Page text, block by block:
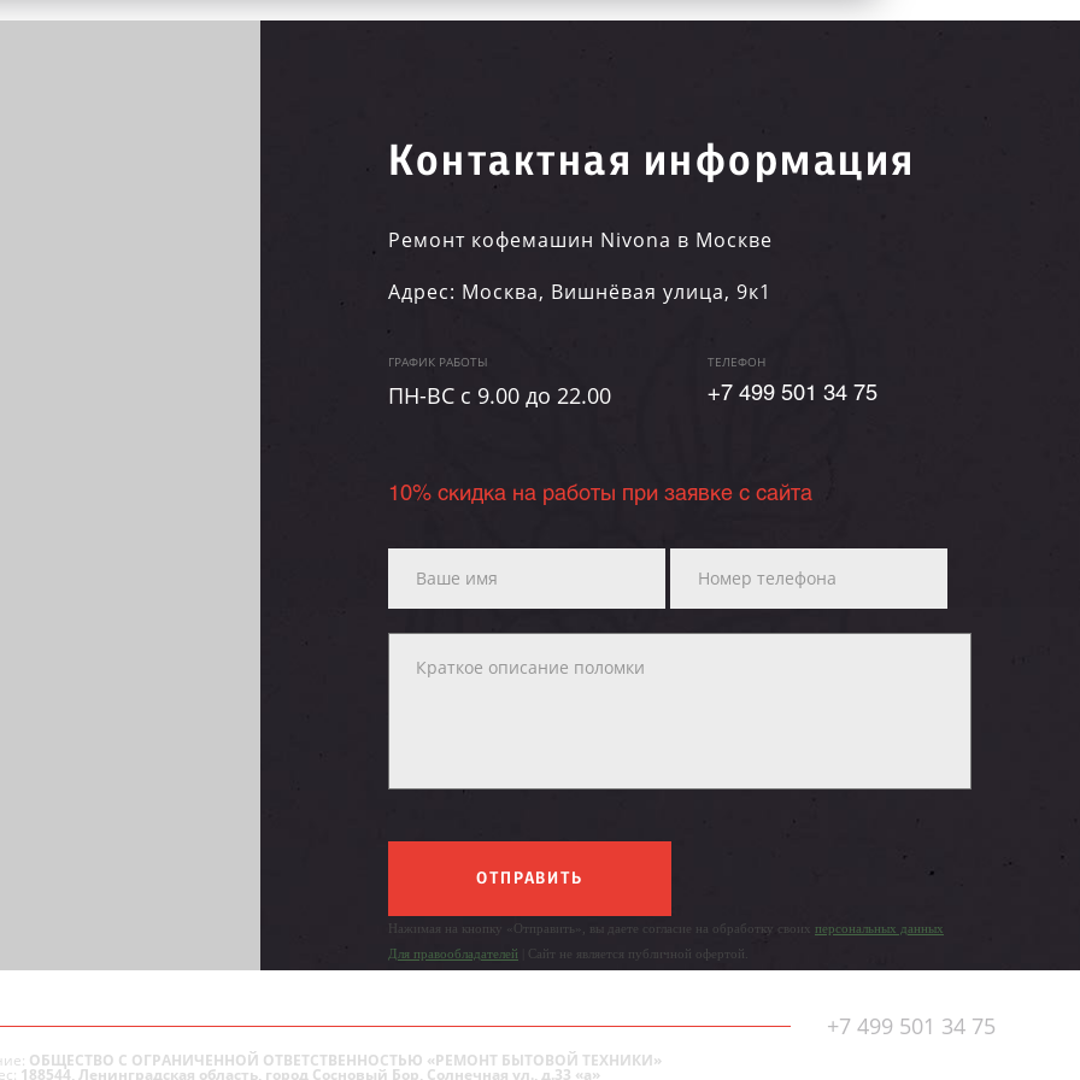
Контактная информация
Ремонт кофемашин Nivona в Москве
Адрес: Москва, Вишнёвая улица, 9к1
ГРАФИК РАБОТЫ
ПН-ВC c 9.00 до 22.00
ТЕЛЕФОН
+7 499 501 34 75
10% скидка на работы при заявке с сайта
ОТПРАВИТЬ
Нажимая на кнопку «Отправить», вы даете согласие на обработку своих персональных данных
Для правообладателей | Сайт не является публичной офертой.
+7 499 501 34 75
ОБЩЕСТВО С ОГРАНИЧЕННОЙ ОТВЕТСТВЕННОСТЬЮ «РЕМОНТ БЫТОВОЙ ТЕХНИКИ»
188544, Ленинградская область, город Сосновый Бор, Солнечная ул., д.33 «а»